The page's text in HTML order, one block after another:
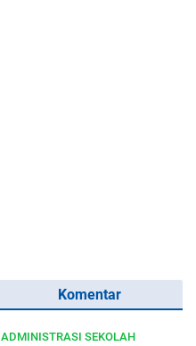
Komentar
ADMINISTRASI SEKOLAH